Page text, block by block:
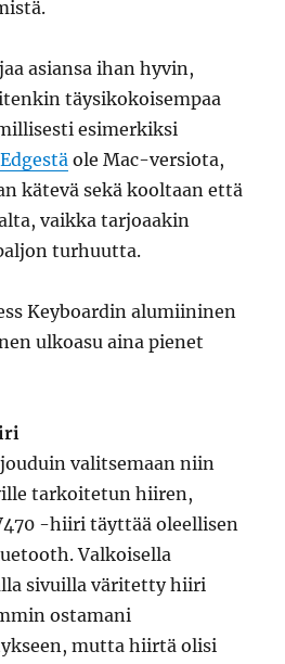
asiansa ihan hyvin,
täysikokoisempaa
esimerkiksi
ole Mac-versiota,
kätevä sekä kooltaan että
vaikka tarjoaakin
turhuutta.
Keyboardin alumiininen
ulkoasu aina pienet
valitsemaan niin
tarkoitetun hiiren,
-hiiri täyttää oleellisen
Valkoisella
sivuilla väritetty hiiri
ostamani
mutta hiirtä olisi